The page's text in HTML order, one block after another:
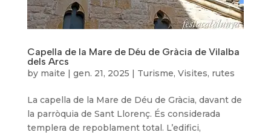
Capella de la Mare de Déu de Gràcia de Vilalba
dels Arcs
by maite | gen. 21, 2025 | Turisme, Visites, rutes
La capella de la Mare de Déu de Gràcia, davant de
la parròquia de Sant Llorenç. És considerada
templera de repoblament total. L’edifici,